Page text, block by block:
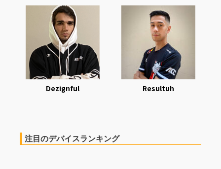
Dezignful Resultuh
注目のデバイスランキング